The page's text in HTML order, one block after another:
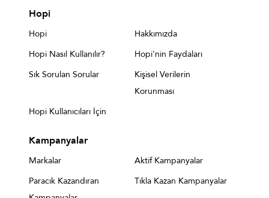
Hopi
Hopi
Hakkımızda
Hopi Nasıl Kullanılır?
Hopi'nin Faydaları
Sık Sorulan Sorular
Kişisel Verilerin
Korunması
Hopi Kullanıcıları İçin
Kampanyalar
Markalar
Aktif Kampanyalar
Paracık Kazandıran
Tıkla Kazan Kampanyalar